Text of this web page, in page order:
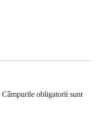
Câmpurile obligatorii sunt